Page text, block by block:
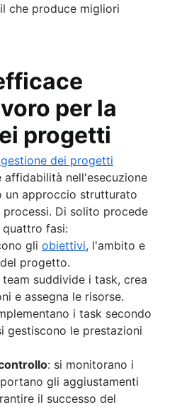
che produce migliori
per la
progetti
dei progetti
affidabilità nell'esecuzione
approccio strutturato
Di solito procede
fasi:
gli obiettivi, l'ambito e
progetto.
team suddivide i task, crea
e assegna le risorse.
i task secondo
gestiscono le prestazioni
: si monitorano i
gli aggiustamenti
il successo del